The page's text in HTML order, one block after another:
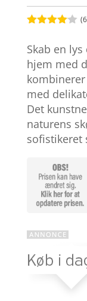
ud af 5
baseret
på
kundebed
ømmelse
r
(
Skab en
hjem med
med
Det
naturens
sofistikeret